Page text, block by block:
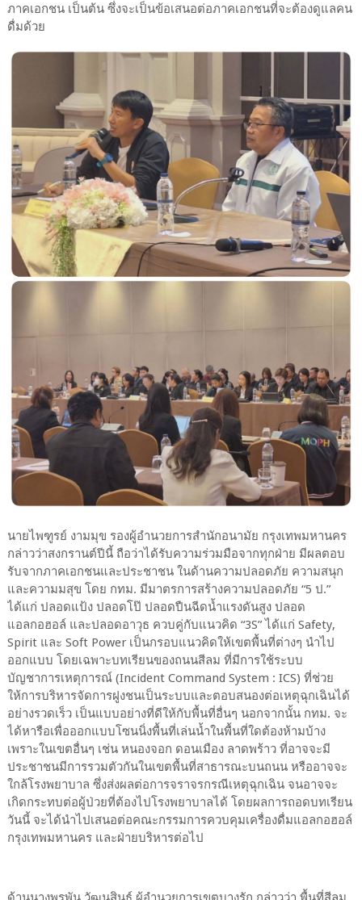
ภาคเอกชน เป็นต้น ซึ่งจะเป็นข้อเสนอต่อภาคเอกชนที่จะต้องดูแลคน
ดื่มด้วย
นายไพฑูรย์ งามมุข รองผู้อำนวยการสำนักอนามัย กรุงเทพมหานคร
กล่าวว่าสงกรานต์ปีนี้ ถือว่าได้รับความร่วมมือจากทุกฝ่าย มีผลตอบ
รับจากภาคเอกชนและประชาชน ในด้านความปลอดภัย ความสนุก
และความมสุข โดย กทม. มีมาตรการสร้างความปลอดภัย “5 ป.”
ได้แก่ ปลอดแป้ง ปลอดโป๊ ปลอดปืนฉีดน้ำแรงดันสูง ปลอด
แอลกอฮอล์ และปลอดอาวุธ ควบคู่กับแนวคิด “3S” ได้แก่ Safety,
Spirit และ Soft Power เป็นกรอบแนวคิดให้เขตพื้นที่ต่างๆ นำไป
ออกแบบ โดยเฉพาะบทเรียนของถนนสีลม ที่มีการใช้ระบบ
บัญชาการเหตุการณ์ (Incident Command System : ICS) ที่ช่วย
ให้การบริหารจัดการฝูงชนเป็นระบบและตอบสนองต่อเหตุฉุกเฉินได้
อย่างรวดเร็ว เป็นแบบอย่างที่ดีให้กับพื้นที่อื่นๆ นอกจากนั้น กทม. จะ
ได้หารือเพื่อออกแบบโซนนิ่งพื้นที่เล่นน้ำในพื้นที่ใดต้องห้ามบ้าง
เพราะในเขตอื่นๆ เช่น หนองจอก ดอนเมือง ลาดพร้าว ที่อาจจะมี
ประชาชนมีการรวมตัวกันในเขตพื้นที่สาธารณะบนถนน หรืออาจจะ
ใกล้โรงพยาบาล ซึ่งส่งผลต่อการจราจรกรณีเหตุฉุกเฉิน จนอาจจะ
เกิดกระทบต่อผู้ป่วยที่ต้องไปโรงพยาบาลได้ โดยผลการถอดบทเรียน
วันนี้ จะได้นำไปเสนอต่อคณะกรรมการควบคุมเครื่องดื่มแอลกอฮอล์
กรุงเทพมหานคร และฝ่ายบริหารต่อไป